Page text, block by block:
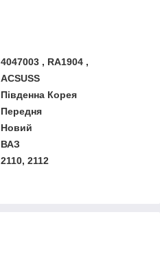
4047003 , RA1904 ,
ACSUSS
Південна Корея
Передня
Новий
ВАЗ
2110, 2112